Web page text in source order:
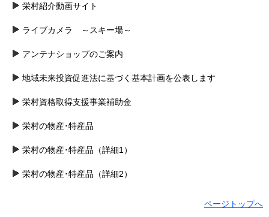
栄村紹介動画サイト
ライブカメラ ～スキー場～
アンテナショップのご案内
地域未来投資促進法に基づく基本計画を公表します
栄村資格取得支援事業補助金
栄村の物産･特産品
栄村の物産･特産品（詳細1）
栄村の物産･特産品（詳細2）
ページトップへ